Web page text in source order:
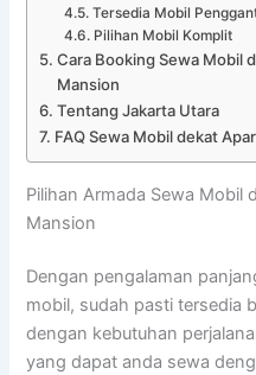
Tersedia Mobil
Pilihan Mobil Komplit
Cara Booking Sewa Mobil
Mansion
Tentang Jakarta Utara
FAQ Sewa Mobil dekat
Pilihan Armada Sewa Mobil
Mansion
Dengan pengalaman
mobil, sudah pasti tersedia
dengan kebutuhan
yang dapat anda sewa